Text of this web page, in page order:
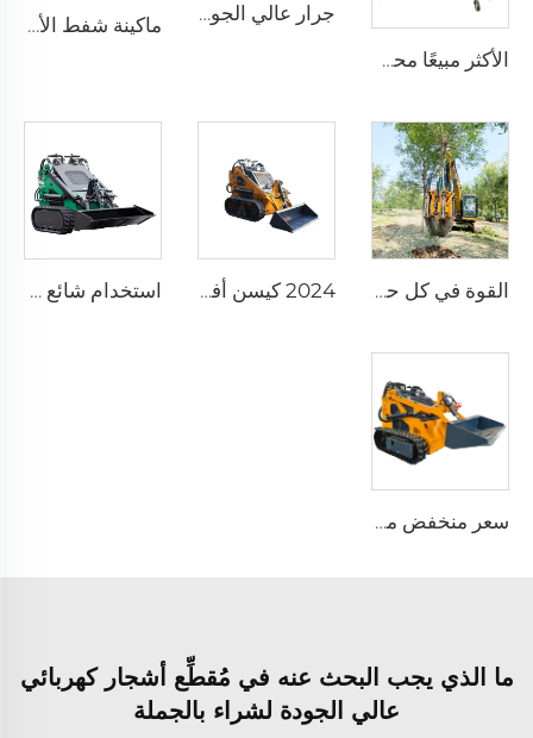
الأكثر مبيعًا محرك الديزل 26 بوصة مناشير متعددة الألواح للخشب المحمولة منشار حقل آلات المنشار
جرار عالي الجودة لتطبيقات زراعية وصناعية متنوعة
ماكينة شفط الأشجار الممتازة للزراعة الفعالة للأشجار
القوة في كل حفرة – آلات حفر الأشجار الصناعية، بدون هامش تجزئة 2024 كيسن أفضل بيع سعر رخيص لوادر الزاحف الصغيرة مع الحفار الأمامي المزود بالمكابس أو المسار استخدام شائع لتحميل مدمج بمسار صغير
سعر منخفض ميني جرافة كهربائية متعددة الوظائف جرافة زاحفة هيدروليكية صغيرة بعجلات حفار
ما الذي يجب البحث عنه في مُقطِّع أشجار كهربائي
عالي الجودة لشراء بالجملة